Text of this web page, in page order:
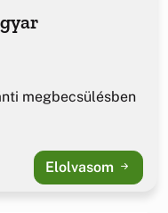
megbecsülésben
Elolvasom